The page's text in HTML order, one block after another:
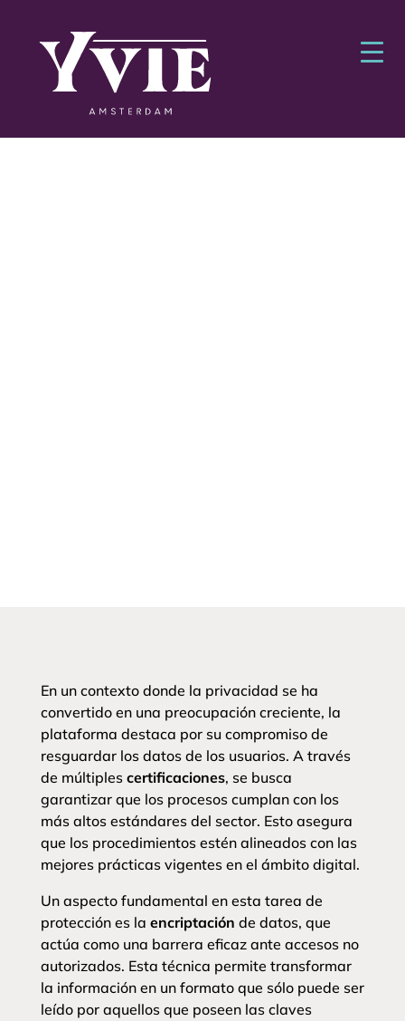
En un contexto donde la privacidad se ha
convertido en una preocupación creciente, la
plataforma destaca por su compromiso de
resguardar los datos de los usuarios. A través
de múltiples certificaciones, se busca
garantizar que los procesos cumplan con los
más altos estándares del sector. Esto asegura
que los procedimientos estén alineados con las
mejores prácticas vigentes en el ámbito digital.
Un aspecto fundamental en esta tarea de
protección es la encriptación de datos, que
actúa como una barrera eficaz ante accesos no
autorizados. Esta técnica permite transformar
la información en un formato que sólo puede ser
leído por aquellos que poseen las claves